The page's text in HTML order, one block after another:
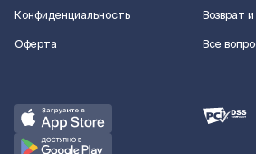
Конфиденциальность
Оферта
Возврат
Все